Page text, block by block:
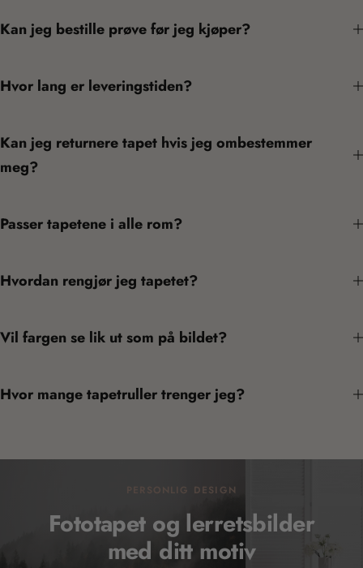
Kan jeg bestille prøve før jeg kjøper?
Hvor lang er leveringstiden?
Kan jeg returnere tapet hvis jeg ombestemmer
meg?
Passer tapetene i alle rom?
Hvordan rengjør jeg tapetet?
Vil fargen se lik ut som på bildet?
Hvor mange tapetruller trenger jeg?
PERSONLIG DESIGN
Fototapet og lerretsbilder
med ditt motiv